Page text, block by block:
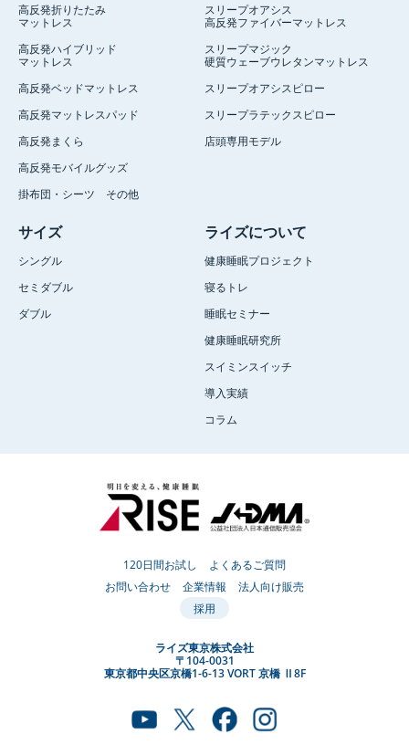
高反発折りたたみ
マットレス
高反発ハイブリッド
マットレス
高反発ベッドマットレス
高反発マットレスパッド
高反発まくら
高反発モバイルグッズ
掛布団・シーツ その他
スリープオアシス
高反発ファイバーマットレス
スリープマジック
硬質ウェーブウレタンマットレス
スリープオアシスピロー
スリープラテックスピロー
店頭専用モデル
サイズ
シングル
セミダブル
ダブル
ライズについて
健康睡眠プロジェクト
寝るトレ
睡眠セミナー
健康睡眠研究所
スイミンスイッチ
導入実績
コラム
120日間お試し
よくあるご質問
お問い合わせ
企業情報
法人向け販売
採用
ライズ東京株式会社
〒104-0031
東京都中央区京橋1-6-13 VORT 京橋 Ⅱ8F